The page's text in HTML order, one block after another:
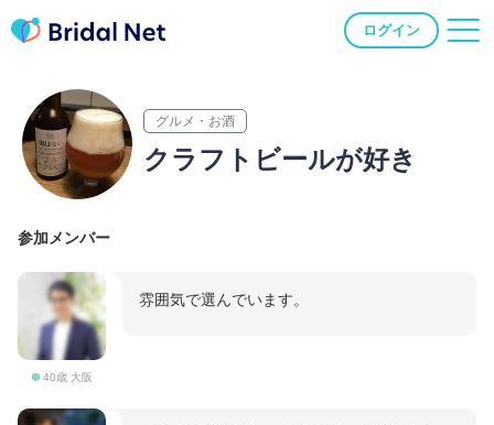
ログイン
グルメ・お酒
クラフトビールが好き
参加メンバー
40歳 大阪
雰囲気で選んでいます。